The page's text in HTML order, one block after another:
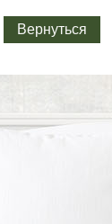
Вернуться